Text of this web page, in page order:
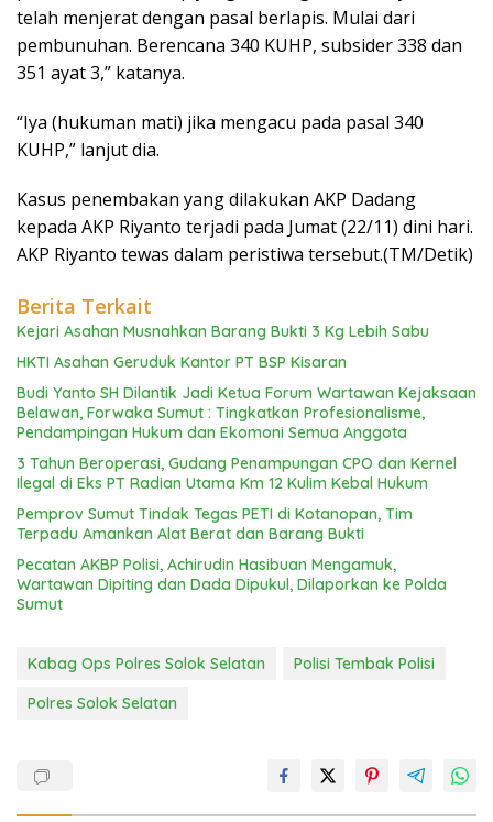
telah menjerat dengan pasal berlapis. Mulai dari
pembunuhan. Berencana 340 KUHP, subsider 338 dan
351 ayat 3,” katanya.
“Iya (hukuman mati) jika mengacu pada pasal 340
KUHP,” lanjut dia.
Kasus penembakan yang dilakukan AKP Dadang
kepada AKP Riyanto terjadi pada Jumat (22/11) dini hari.
AKP Riyanto tewas dalam peristiwa tersebut.(TM/Detik)
Berita Terkait
Kejari Asahan Musnahkan Barang Bukti 3 Kg Lebih Sabu
HKTI Asahan Geruduk Kantor PT BSP Kisaran
Budi Yanto SH Dilantik Jadi Ketua Forum Wartawan Kejaksaan
Belawan, Forwaka Sumut : Tingkatkan Profesionalisme,
Pendampingan Hukum dan Ekomoni Semua Anggota
3 Tahun Beroperasi, Gudang Penampungan CPO dan Kernel
Ilegal di Eks PT Radian Utama Km 12 Kulim Kebal Hukum
Pemprov Sumut Tindak Tegas PETI di Kotanopan, Tim
Terpadu Amankan Alat Berat dan Barang Bukti
Pecatan AKBP Polisi, Achirudin Hasibuan Mengamuk,
Wartawan Dipiting dan Dada Dipukul, Dilaporkan ke Polda
Sumut
Kabag Ops Polres Solok Selatan
Polisi Tembak Polisi
Polres Solok Selatan